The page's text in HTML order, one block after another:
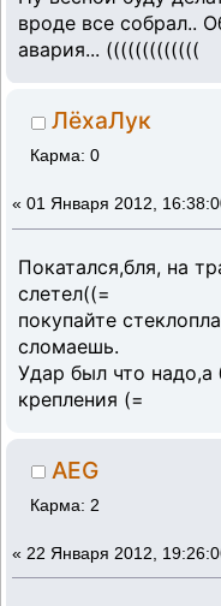
вроде все собрал..
авария... (((((((((((((
ЛёхаЛук
Карма: 0
« 01 Января 2012,
Покатался,бля, на
слетел((=
покупайте
сломаешь.
Удар был что
крепления (=
AEG
Карма: 2
« 22 Января 2012,